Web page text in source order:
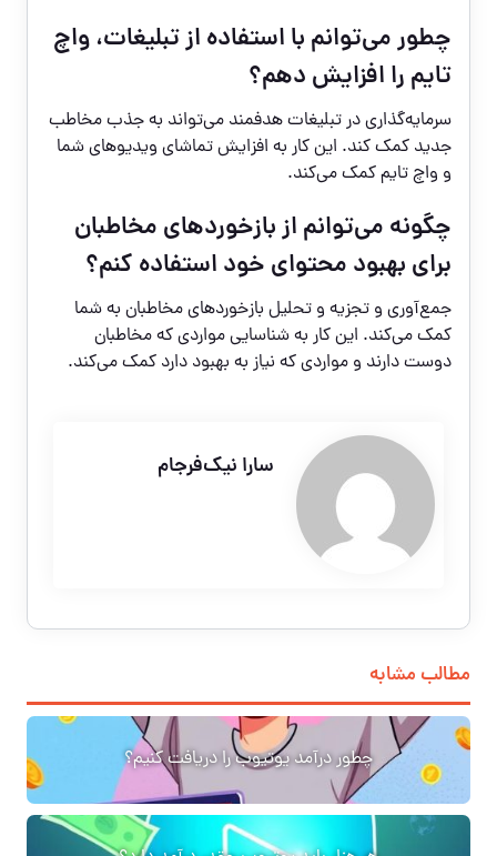
چطور می‌توانم با استفاده از تبلیغات، واچ
تایم را افزایش دهم؟
سرمایه‌گذاری در تبلیغات هدفمند می‌تواند به جذب مخاطب
جدید کمک کند. این کار به افزایش تماشای ویدیوهای شما
و واچ تایم کمک می‌کند.
چگونه می‌توانم از بازخوردهای مخاطبان
برای بهبود محتوای خود استفاده کنم؟
جمع‌آوری و تجزیه و تحلیل بازخوردهای مخاطبان به شما
کمک می‌کند. این کار به شناسایی مواردی که مخاطبان
دوست دارند و مواردی که نیاز به بهبود دارد کمک می‌کند.
سارا نیک‌فرجام
مطالب مشابه
چطور درآمد یوتیوب را دریافت کنیم؟